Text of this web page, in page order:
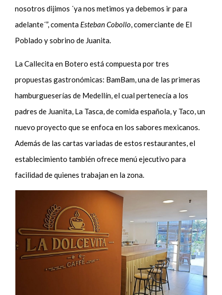
nosotros dijimos ´ya nos metimos ya debemos ir para
adelante´”, comenta Esteban Cobollo, comerciante de El
Poblado y sobrino de Juanita.
La Callecita en Botero está compuesta por tres
propuestas gastronómicas: BamBam, una de las primeras
hamburgueserías de Medellín, el cual pertenecía a los
padres de Juanita, La Tasca, de comida española, y Taco, un
nuevo proyecto que se enfoca en los sabores mexicanos.
Además de las cartas variadas de estos restaurantes, el
establecimiento también ofrece menú ejecutivo para
facilidad de quienes trabajan en la zona.